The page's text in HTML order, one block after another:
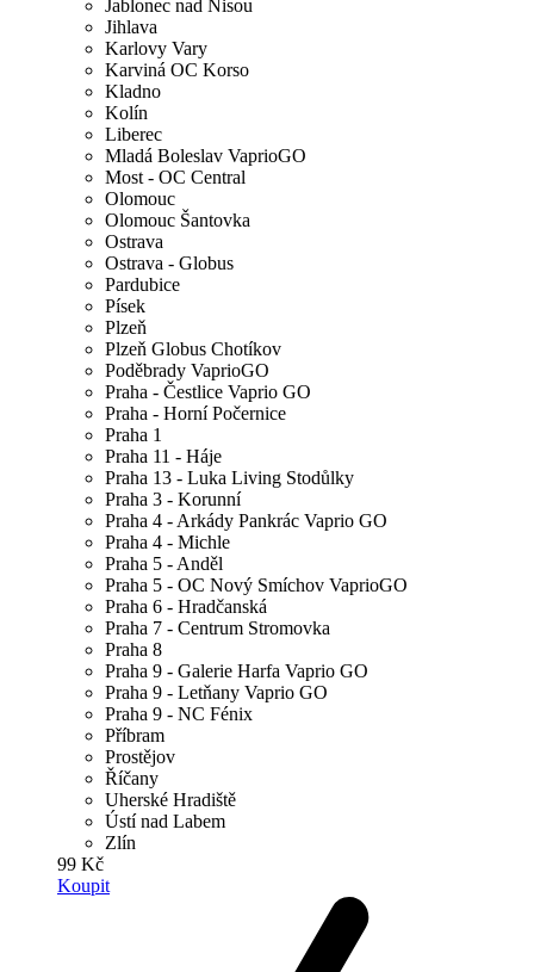
Jablonec nad Nisou
Jihlava
Karlovy Vary
Karviná OC Korso
Kladno
Kolín
Liberec
Mladá Boleslav VaprioGO
Most - OC Central
Olomouc
Olomouc Šantovka
Ostrava
Ostrava - Globus
Pardubice
Písek
Plzeň
Plzeň Globus Chotíkov
Poděbrady VaprioGO
Praha - Čestlice Vaprio GO
Praha - Horní Počernice
Praha 1
Praha 11 - Háje
Praha 13 - Luka Living Stodůlky
Praha 3 - Korunní
Praha 4 - Arkády Pankrác Vaprio GO
Praha 4 - Michle
Praha 5 - Anděl
Praha 5 - OC Nový Smíchov VaprioGO
Praha 6 - Hradčanská
Praha 7 - Centrum Stromovka
Praha 8
Praha 9 - Galerie Harfa Vaprio GO
Praha 9 - Letňany Vaprio GO
Praha 9 - NC Fénix
Příbram
Prostějov
Říčany
Uherské Hradiště
Ústí nad Labem
Zlín
99 Kč
Koupit